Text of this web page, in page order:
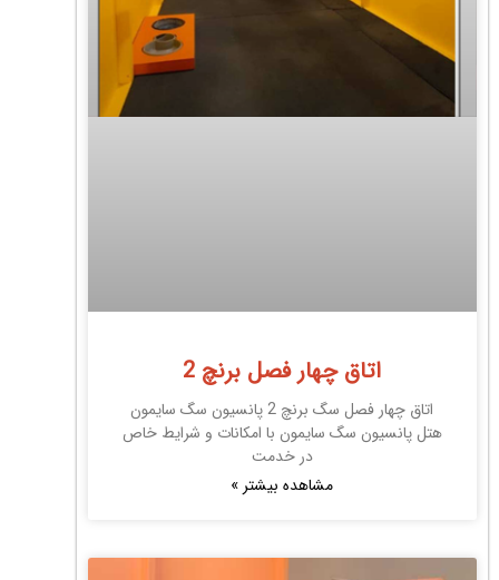
اتاق چهار فصل برنچ 2
اتاق چهار فصل سگ برنچ 2 پانسیون سگ سایمون
هتل پانسیون سگ سایمون با امکانات و شرایط خاص
در خدمت
مشاهده بیشتر »